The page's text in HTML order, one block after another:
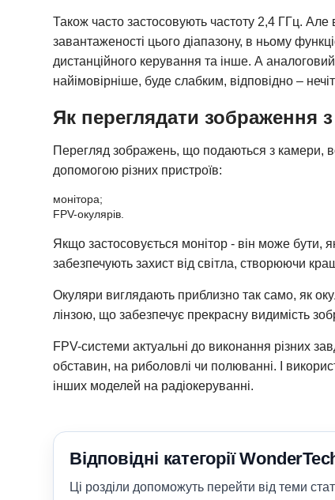
Також часто застосовують частоту 2,4 ГГц.
завантаженості цього діапазону, в ньому
дистанційного керування та інше. А
найімовірніше, буде слабким, відповідно –
Як переглядати зображення
Перегляд зображень, що подаються з камери,
допомогою різних пристроїв:
монітора;
FPV-окулярів.
Якщо застосовується монітор - він може бути,
забезпечують захист від світла, створюючи
Окуляри виглядають приблизно так само, як
лінзою, що забезпечує прекрасну видимість
FPV-системи актуальні до виконання різних
обставин, на риболовлі чи полюванні. І
інших моделей на радіокеруванні.
Відповідні категорії
Ці розділи допоможуть перейти від теми